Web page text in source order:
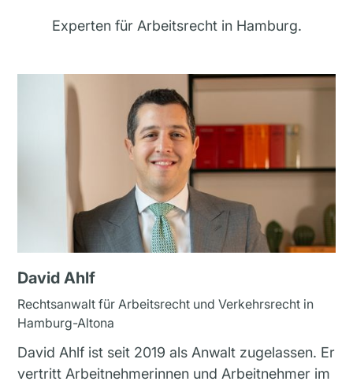
Experten für Arbeitsrecht in Hamburg.
David Ahlf
Rechtsanwalt für Arbeitsrecht und Verkehrsrecht in
Hamburg-Altona
David Ahlf ist seit 2019 als Anwalt zugelassen. Er
vertritt Arbeitnehmerinnen und Arbeitnehmer im